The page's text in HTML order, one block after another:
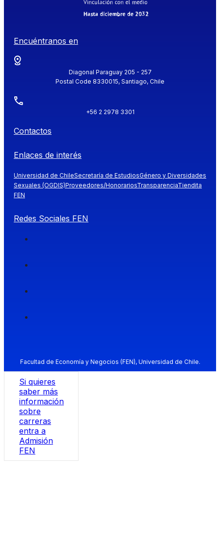
Encuéntranos en
Diagonal Paraguay 205 - 257
Postal Code 8330015, Santiago, Chile
+56 2 2978 3301
Contactos
Enlaces de interés
Universidad de ChileSecretaría de EstudiosGénero y Diversidades
Sexuales (OGDIS)Proveedores/HonorariosTransparenciaTiendita
FEN
Redes Sociales FEN
Facultad de Economía y Negocios (FEN), Universidad de Chile.
Si quieres
saber más
información
sobre
carreras
entra a
Admisión
FEN